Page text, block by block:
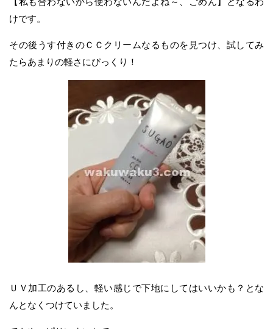
けです。
その後うす付きのＣＣクリームなるものを見つけ、試してみ
たらあまりの軽さにびっくり！
ＵＶ加工のあるし、軽い感じで下地にしてはいいかも？とな
んとなくつけていました。